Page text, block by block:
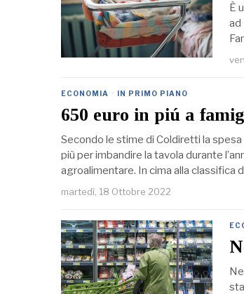
È
ad
ECONOMIA · IN PRIMO PIANO
650 euro in piú a
Secondo le stime di Coldiretti la
più per imbandire la tavola durante
agroalimentare. In cima alla classifica
martedì, 18 Ottobre 2022